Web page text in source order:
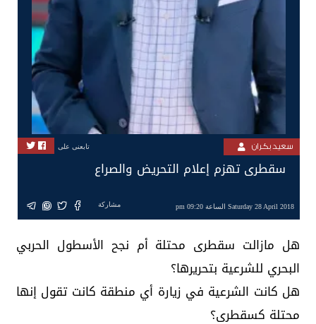
سعيد بكران تابعنى على
سقطرى تهزم إعلام التحريض والصراع
Saturday 28 April 2018 الساعة 09:20 pm مشاركة
هل مازالت سقطرى محتلة أم نجح الأسطول الحربي
البحري للشرعية بتحريرها؟
هل كانت الشرعية في زيارة أي منطقة كانت تقول إنها
محتلة كسقطرى؟